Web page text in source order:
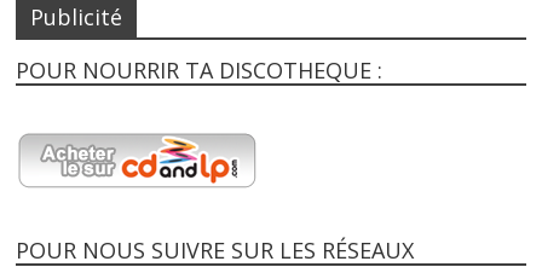
Publicité
POUR NOURRIR TA DISCOTHEQUE :
POUR NOUS SUIVRE SUR LES RÉSEAUX